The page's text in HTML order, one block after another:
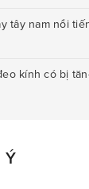
tây nam nổi
kính có bị
Ý